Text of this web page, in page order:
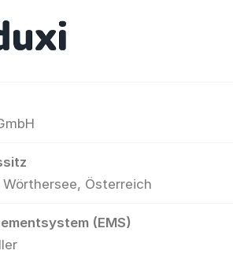
Österreich
(EMS)